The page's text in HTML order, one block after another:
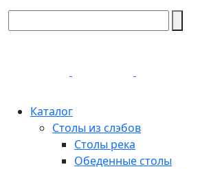
Каталог
Столы из слэбов
Столы река
Обеденные столы